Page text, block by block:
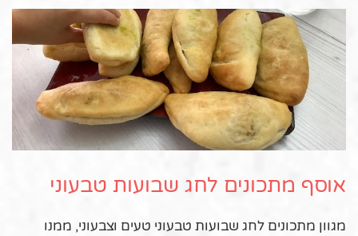
אוסף מתכונים לחג שבועות טבעוני
מגוון מתכונים לחג שבועות טבעוני טעים וצבעוני, ממנו